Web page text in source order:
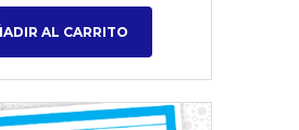
AL CARRITO